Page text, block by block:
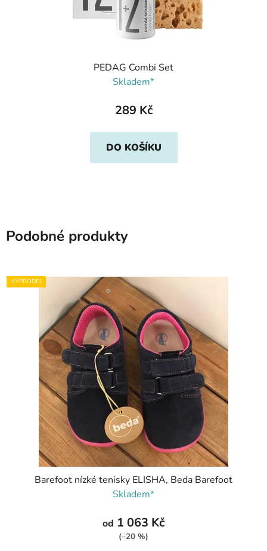
PEDAG Combi Set
Skladem*
289 Kč
DO KOŠÍKU
Podobné produkty
VÝPRODEJ
Barefoot nízké tenisky ELISHA, Beda Barefoot
Skladem*
od 1 063 Kč
(–20 %)